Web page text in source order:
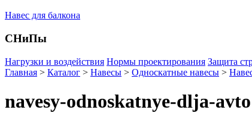
Навес для балкона
СНиПы
Нагрузки и воздействия Нормы проектирования Защита
Главная > Каталог > Навесы > Односкатные навесы >
navesy-odnoskatnye-dlja-avto